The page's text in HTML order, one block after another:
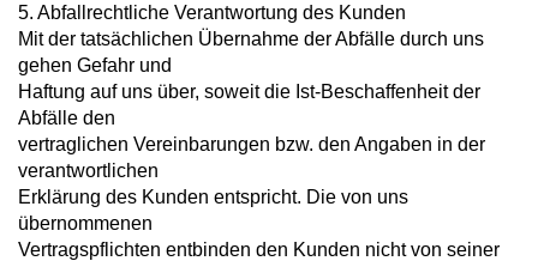
5. Abfallrechtliche Verantwortung des Kunden
Mit der tatsächlichen Übernahme der Abfälle durch uns
gehen Gefahr und
Haftung auf uns über, soweit die Ist-Beschaffenheit der
Abfälle den
vertraglichen Vereinbarungen bzw. den Angaben in der
verantwortlichen
Erklärung des Kunden entspricht. Die von uns
übernommenen
Vertragspflichten entbinden den Kunden nicht von seiner